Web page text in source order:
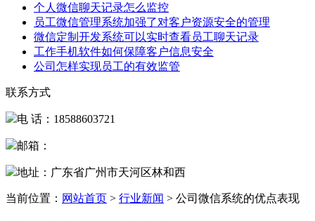
个人微信聊天记录怎么监控
员工微信管理系统加强了对客户资源安全的管理
微信定制开发系统可以实时查看员工聊天记录
工作手机软件如何保障客户信息安全
公司怎样实现员工的有效监管
联系方式
电 话：18588603721
邮箱：
地址：广东省广州市天河区林和西
当前位置： 网站首页 > 行业新闻 > 公司微信系统的优点表现